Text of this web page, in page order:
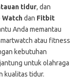
tidur, dan
dan Fitbit
Anda memantau
atau fitness
kebutuhan
untuk olahraga
kualitas tidur.